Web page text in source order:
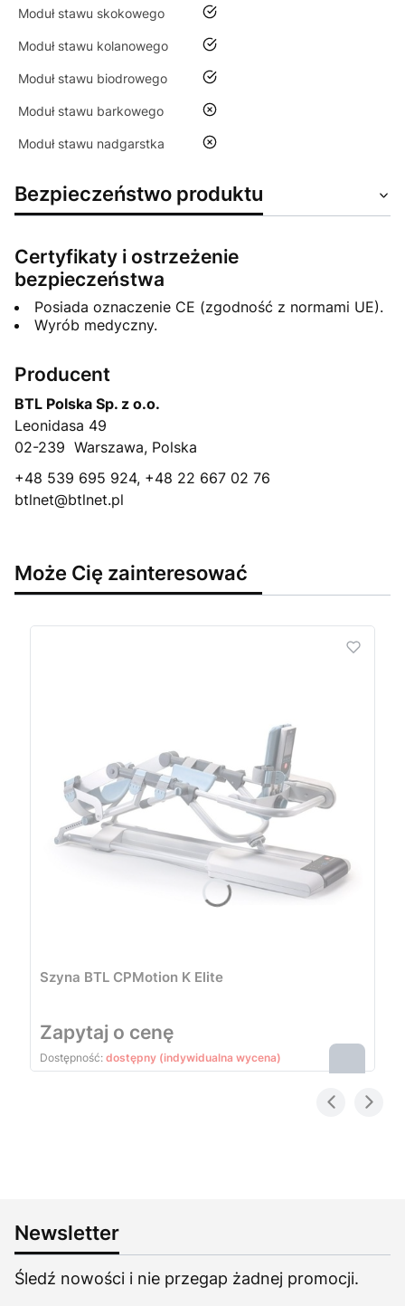
Moduł stawu skokowego tak
Moduł stawu kolanowego tak
Moduł stawu biodrowego tak
Moduł stawu barkowego nie
Moduł stawu nadgarstka nie
Bezpieczeństwo produktu
Certyfikaty i ostrzeżenie
bezpieczeństwa
Posiada oznaczenie CE (zgodność z normami UE).
Wyrób medyczny.
Producent
BTL Polska Sp. z o.o.
Leonidasa 49
02-239 ​ Warszawa, Polska
+48 539 695 924, +48 22 667 02 76
btlnet@btlnet.pl
Może Cię zainteresować
Szyna BTL CPMotion K Elite
Cena
Zapytaj o cenę
Dostępność: dostępny (indywidualna wycena)
Newsletter
Śledź nowości i nie przegap żadnej promocji.